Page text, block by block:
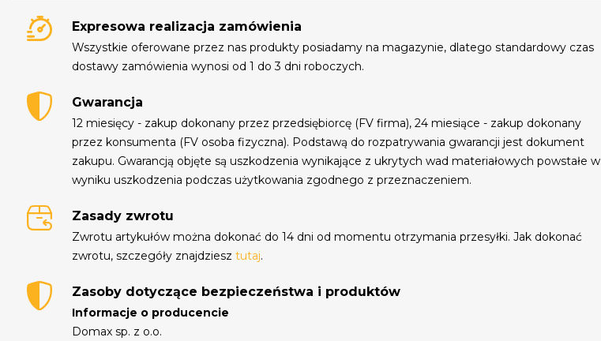
Expresowa realizacja zamówienia
Wszystkie oferowane przez nas produkty posiadamy na magazynie, dlatego standardowy czas
dostawy zamówienia wynosi od 1 do 3 dni roboczych.
Gwarancja
12 miesięcy - zakup dokonany przez przedsiębiorcę (FV firma), 24 miesiące - zakup dokonany
przez konsumenta (FV osoba fizyczna). Podstawą do rozpatrywania gwarancji jest dokument
zakupu. Gwarancją objęte są uszkodzenia wynikające z ukrytych wad materiałowych powstałe w
wyniku uszkodzenia podczas użytkowania zgodnego z przeznaczeniem.
Zasady zwrotu
Zwrotu artykułów można dokonać do 14 dni od momentu otrzymania przesyłki. Jak dokonać
zwrotu, szczegóły znajdziesztutaj.
Zasoby dotyczące bezpieczeństwa i produktów
Informacje o producencie
Domax sp. z o.o.